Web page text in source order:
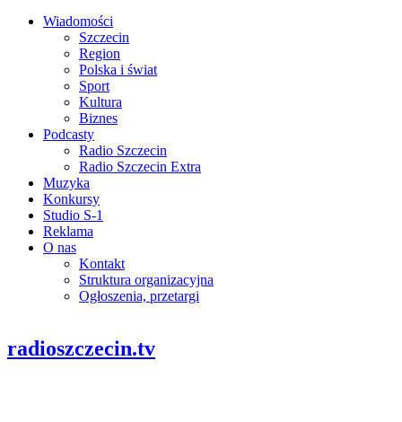
Wiadomości
Szczecin
Region
Polska i świat
Sport
Kultura
Biznes
Podcasty
Radio Szczecin
Radio Szczecin Extra
Muzyka
Konkursy
Studio S-1
Reklama
O nas
Kontakt
Struktura organizacyjna
Ogłoszenia, przetargi
radioszczecin.tv